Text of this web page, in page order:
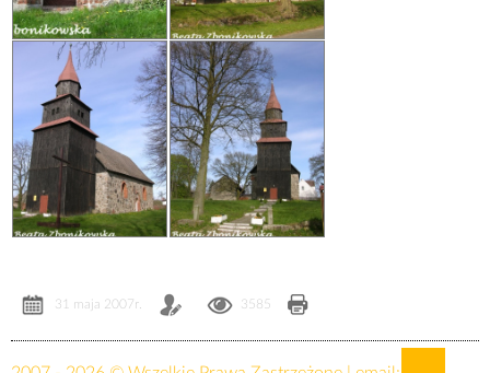
31 maja 2007r. 3585